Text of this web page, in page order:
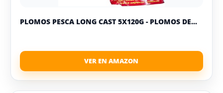
PLOMOS PESCA LONG CAST 5X120G - PLOMOS DE...